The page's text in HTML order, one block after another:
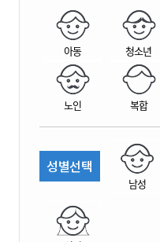
아동 청소년
노인 복합
성별선택
남성